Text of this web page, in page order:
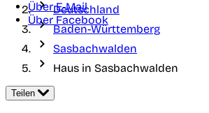
Über E-Mail
Über Facebook
Deutschland
Baden-Württemberg
Sasbachwalden
Haus in Sasbachwalden
Teilen